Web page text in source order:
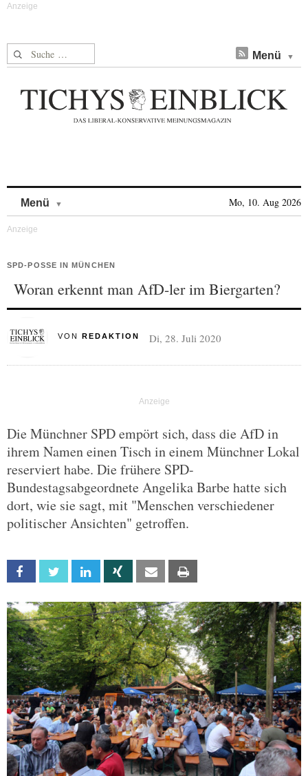
Suche nach: Menü
Menü Mo, 10. Aug 2026
SPD-POSSE IN MÜNCHEN
Woran erkennt man AfD-ler im Biergarten?
VON REDAKTION Di, 28. Juli 2020
Die Münchner SPD empört sich, dass die AfD in
ihrem Namen einen Tisch in einem Münchner Lokal
reserviert habe. Die frühere SPD-
Bundestagsabgeordnete Angelika Barbe hatte sich
dort, wie sie sagt, mit "Menschen verschiedener
politischer Ansichten" getroffen.
Facebook Twitter Linkedin Xing Email